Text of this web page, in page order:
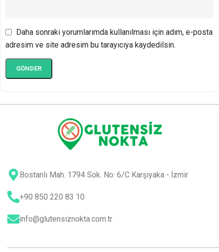
Daha sonraki yorumlarımda kullanılması için adım, e-posta
adresim ve site adresim bu tarayıcıya kaydedilsin.
Bostanlı Mah. 1794 Sok. No: 6/C Karşıyaka - İzmir
+90 850 220 83 10
info@glutensiznokta.com.tr